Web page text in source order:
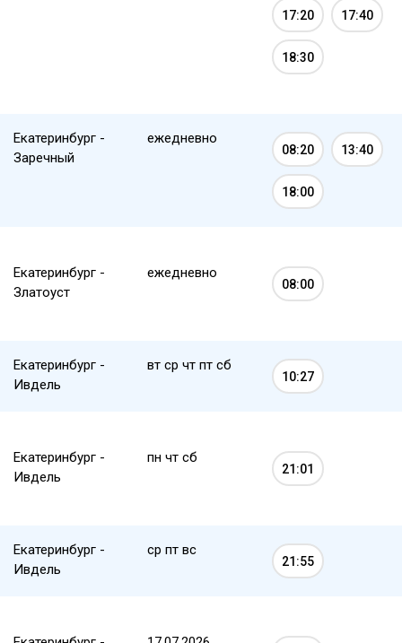
17:20 17:40
18:30
Екатеринбург -
Заречный
ежедневно
08:20 13:40
18:00
Екатеринбург -
Златоуст
ежедневно
08:00
Екатеринбург -
Ивдель
вт ср чт пт сб
10:27
Екатеринбург -
Ивдель
пн чт сб
21:01
Екатеринбург -
Ивдель
ср пт вс
21:55